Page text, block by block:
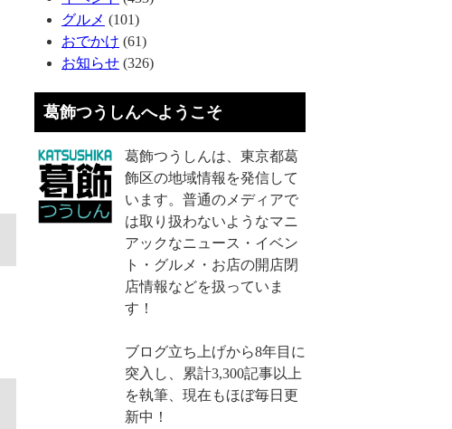
グルメ (101)
おでかけ (61)
お知らせ (326)
葛飾つうしんへようこそ
葛飾つうしんは、東京都葛
飾区の地域情報を発信して
います。普通のメディアで
は取り扱わないようなマニ
アックなニュース・イベン
ト・グルメ・お店の開店閉
店情報などを扱っていま
す！
ブログ立ち上げから8年目に
突入し、累計3,300記事以上
を執筆、現在もほぼ毎日更
新中！